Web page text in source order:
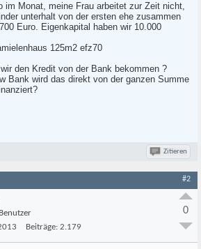
im Monat, meine Frau arbeitet zur Zeit nicht,
unterhalt von der ersten ehe zusammen
Euro. Eigenkapital haben wir 10.000
125m2 efz70
den Kredit von der Bank bekommen ?
Bank wird das direkt von der ganzen Summe
Zitieren
#2
Beiträge: 2.179
0